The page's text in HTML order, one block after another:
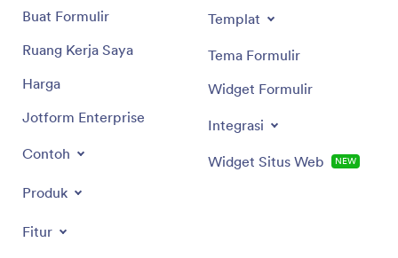
Buat Formulir
Ruang Kerja Saya
Harga
Jotform Enterprise
Contoh
Produk
Fitur
Templat
Tema Formulir
Widget Formulir
Integrasi
Widget Situs Web NEW